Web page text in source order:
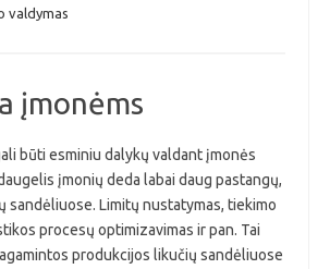
valdymas
įmonėms
būti esminiu dalykų valdant įmonės
įmonių deda labai daug pastangų,
sandėliuose. Limitų nustatymas, tiekimo
procesų optimizavimas ir pan. Tai
produkcijos likučių sandėliuose